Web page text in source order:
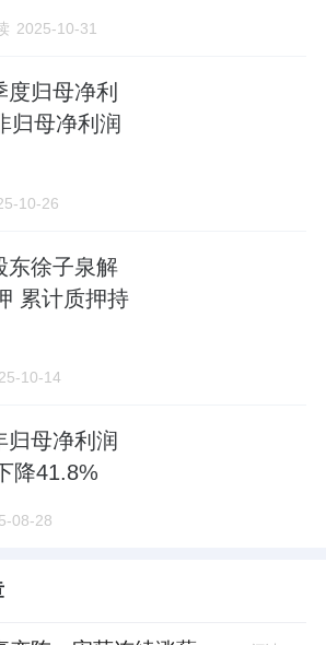
2025-10-31
归母净利
10-26
东徐子泉解
累计质押持
10-14
归母净利润
降41.8%
08-28